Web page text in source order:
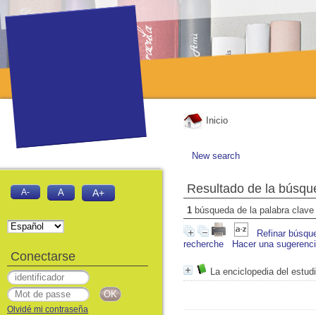
Inicio
New search
Resultado de la
1 búsqueda de la palabra clave
Refinar
recherche
Hacer una
La enciclopedia del
A- A A+
Conectarse
Olvidé mi contraseña